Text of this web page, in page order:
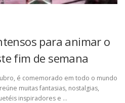
para animar o
fim de semana
é comemorado em todo o mundo
muitas fantasias, nostalgias,
inspiradores e …